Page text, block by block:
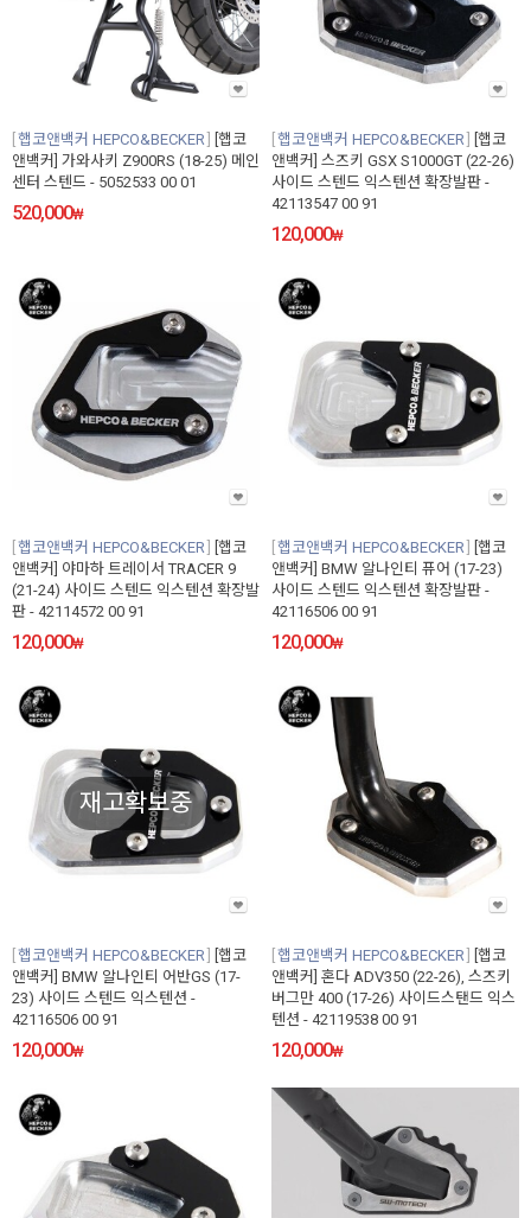
햅코앤백커 HEPCO&BECKER
[햅코
앤백커] 가와사키 Z900RS (18-25) 메인
센터 스텐드 - 5052533 00 01
520,000₩
햅코앤백커 HEPCO&BECKER
[햅코
앤백커] 스즈키 GSX S1000GT (22-26)
사이드 스텐드 익스텐션 확장발판 -
42113547 00 91
120,000₩
햅코앤백커 HEPCO&BECKER
[햅코
앤백커] 야마하 트레이서 TRACER 9
(21-24) 사이드 스텐드 익스텐션 확장발
판 - 42114572 00 91
120,000₩
햅코앤백커 HEPCO&BECKER
[햅코
앤백커] BMW 알나인티 퓨어 (17-23)
사이드 스텐드 익스텐션 확장발판 -
42116506 00 91
120,000₩
재고확보중
햅코앤백커 HEPCO&BECKER
[햅코
앤백커] BMW 알나인티 어반GS (17-
23) 사이드 스텐드 익스텐션 -
42116506 00 91
120,000₩
햅코앤백커 HEPCO&BECKER
[햅코
앤백커] 혼다 ADV350 (22-26), 스즈키
버그만 400 (17-26) 사이드스탠드 익스
텐션 - 42119538 00 91
120,000₩